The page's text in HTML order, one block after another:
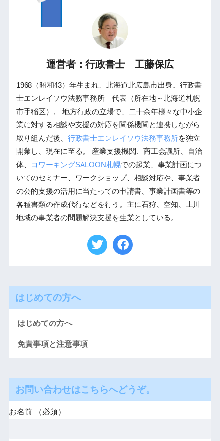
運営者：行政書士 工藤保広
1968（昭和43）年生まれ、北海道北広島市出身。行政書
士エンレイソウ法務事務所 代表（所在地～北海道札幌
市手稲区）。 地方行政の立場で、二十余年様々な中小企
業に対する相談や支援の対応を関係機関と連携しながら
取り組んだ後、 行政書士エンレイソウ法務事務所を独立
開業し、現在に至る。 産業支援機関、商工会議所、自治
体、
コワーキングSALOON札幌での起業、事業計画につ
いてのセミナー、ワークショップ、相談対応や、事業者
の公的支援の活用に当たっての申請書、事業計画書等の
各種書類の作成代行などを行う。主に石狩、空知、上川
地域の事業者の問題解決支援を生業としている。
はじめての方へ
はじめての方へ
免責事項と注意事項
お問い合わせはこちらへどうぞ。
お名前 （必須）